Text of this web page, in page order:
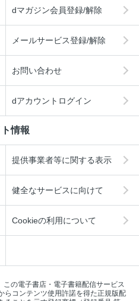
dマガジン会員登録/解除
メールサービス登録/解除
お問い合わせ
dアカウントログイン
情報
提供事業者等に関する表示
健全なサービスに向けて
Cookieの利用について
この電子書店・電子書籍配信サービス
らコンテンツ使用許諾を得た正規版配